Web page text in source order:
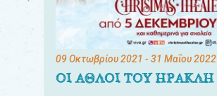
09 Οκτωβρίου 2021 - 31 Μαΐου 2022
ΟΙ ΑΘΛΟΙ ΤΟΥ ΗΡΑΚΛΗ